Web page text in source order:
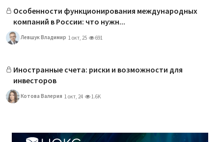
Особенности функционирования международных
компаний в России: что нужн...
Левшук Владимир 1 окт, 25 691
Иностранные счета: риски и возможности для
инвесторов
Котова Валерия 1 окт, 24 1.6K